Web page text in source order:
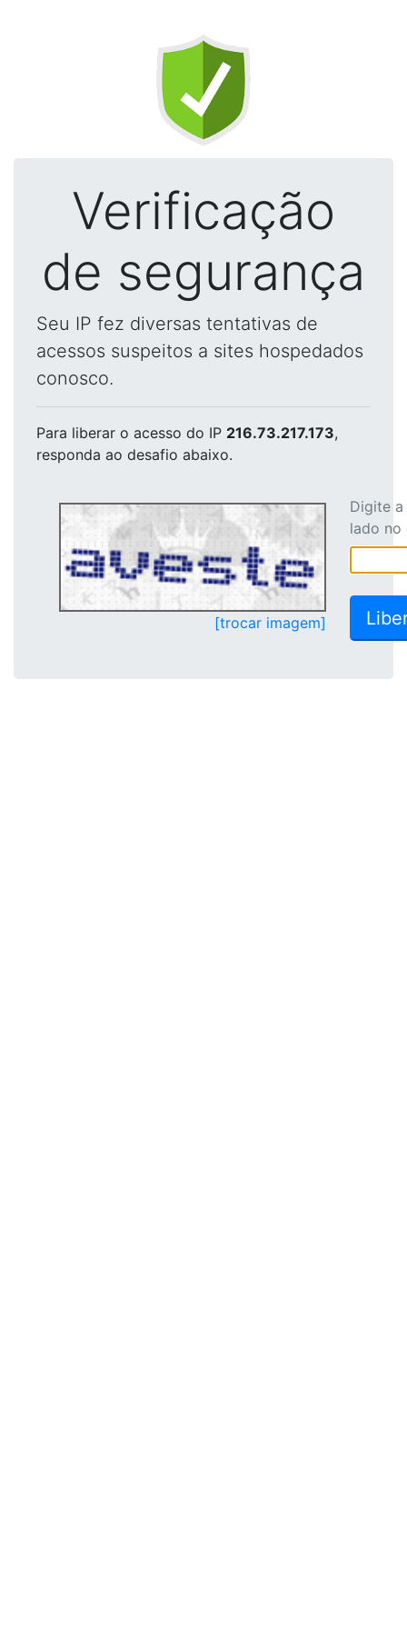
Verificação
de segurança
Seu IP fez diversas tentativas de
acessos suspeitos a sites hospedados
conosco.
Para liberar o acesso do IP 216.73.217.173,
responda ao desafio abaixo.
[trocar imagem]
Digite
lado no